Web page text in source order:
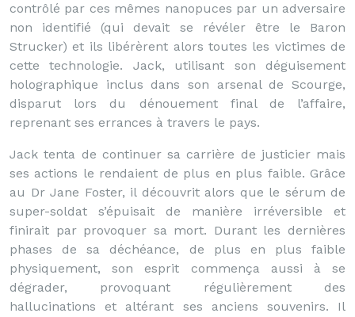
contrôlé par ces mêmes nanopuces par un adversaire
non identifié (qui devait se révéler être le Baron
Strucker) et ils libérèrent alors toutes les victimes de
cette technologie. Jack, utilisant son déguisement
holographique inclus dans son arsenal de Scourge,
disparut lors du dénouement final de l’affaire,
reprenant ses errances à travers le pays.
Jack tenta de continuer sa carrière de justicier mais
ses actions le rendaient de plus en plus faible. Grâce
au Dr Jane Foster, il découvrit alors que le sérum de
super-soldat s’épuisait de manière irréversible et
finirait par provoquer sa mort. Durant les dernières
phases de sa déchéance, de plus en plus faible
physiquement, son esprit commença aussi à se
dégrader, provoquant régulièrement des
hallucinations et altérant ses anciens souvenirs. Il